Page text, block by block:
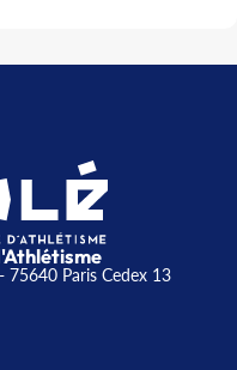
75640 Paris Cedex 13